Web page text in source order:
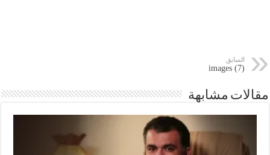
السابق
images (7)
مقالات مشابهة